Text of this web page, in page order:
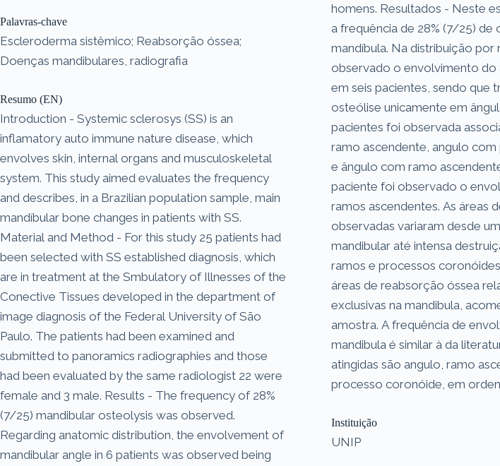
Palavras-chave
Escleroderma sistêmico; Reabsorção óssea;
Doenças mandibulares, radiografia
Resumo (EN)
Introduction - Systemic sclerosys (SS) is an
inflamatory auto immune nature disease, which
envolves skin, internal organs and musculoskeletal
system. This study aimed evaluates the frequency
and describes, in a Brazilian population sample, main
mandíbular bone changes in patients with SS.
Material and Method - For this study 25 patients had
been selected with SS established diagnosis, which
are in treatment at the Smbulatory of Illnesses of the
Conective Tissues developed in the department of
image diagnosis of the Federal University of São
Paulo. The patients had been examined and
submitted to panoramics radiographies and those
had been evaluated by the same radiologist 22 were
female and 3 male. Results - The frequency of 28%
(7/25) mandibular osteolysis was observed.
Regarding anatomic distribution, the envolvement of
mandibular angle in 6 patients was observed being
homens. Resultados - Neste estudo, foi encontrado
a frequência de 28% (7/25) de
mandíbula. Na distribuição por
observado o envolvimento do
em seis pacientes, sendo que
osteólise unicamente em
pacientes foi observada
ramo ascendente, angulo
e ângulo com ramo
paciente foi observado o
ramos ascendentes. As áreas
observadas variaram desde
mandibular até intensa
ramos e processos
áreas de reabsorção óssea
exclusivas na mandibula,
amostra. A frequência de
mandibula é similar à da
atingidas são angulo, ramo
processo
Instituição
UNIP